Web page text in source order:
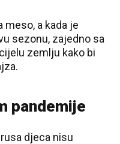
meso, a kada je
sezonu, zajedno sa
zemlju kako bi
pandemije
djeca nisu